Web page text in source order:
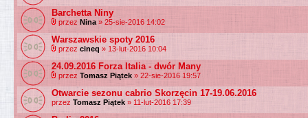
Barchetta Niny
przez Nina » 25-sie-2016 14:02
Warszawskie spoty 2016
przez cineq » 13-lut-2016 10:04
24.09.2016 Forza Italia - dwór Many
przez Tomasz Piątek » 22-sie-2016 19:57
Otwarcie sezonu cabrio Skorzęcin 17-19.06.2016
przez Tomasz Piątek » 11-lut-2016 17:39